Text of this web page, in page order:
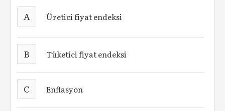
A Üretici fiyat endeksi
B Tüketici fiyat endeksi
C Enflasyon